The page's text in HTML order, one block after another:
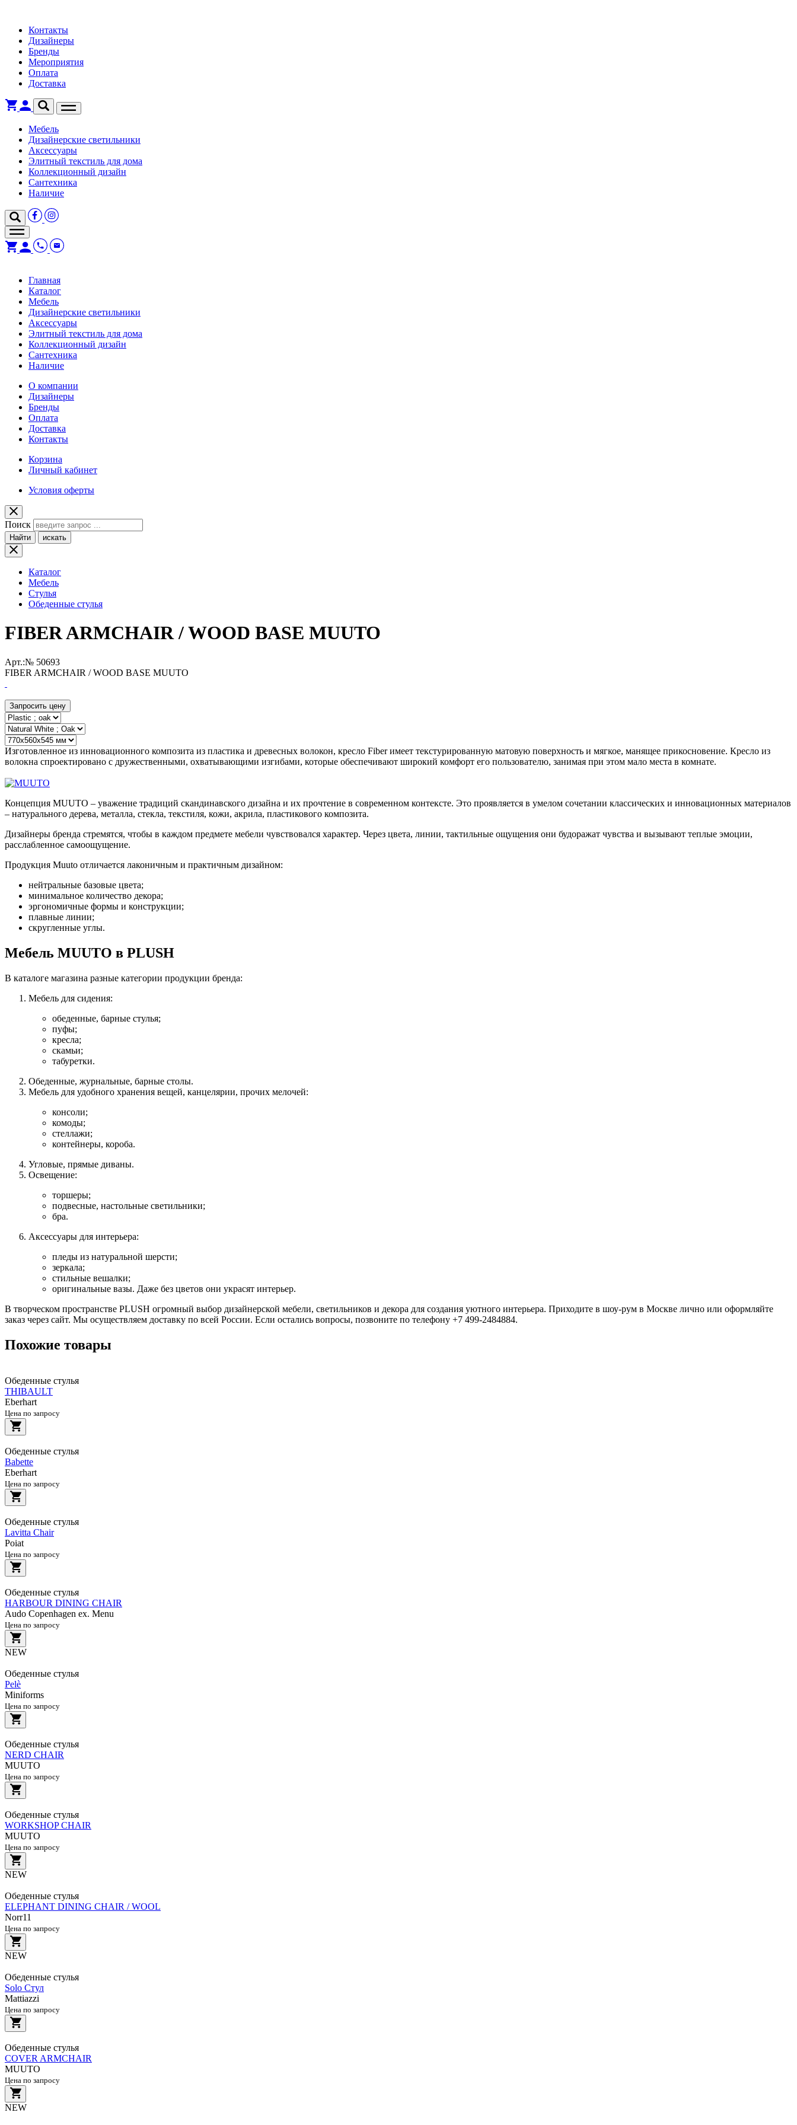
Контакты
Дизайнеры
Бренды
Мероприятия
Оплата
Доставка
Мебель
Дизайнерские светильники
Аксессуары
Элитный текстиль для дома
Коллекционный дизайн
Сантехника
Наличие
Главная
Каталог
Мебель
Дизайнерские светильники
Аксессуары
Элитный текстиль для дома
Коллекционный дизайн
Сантехника
Наличие
О компании
Дизайнеры
Бренды
Оплата
Доставка
Контакты
Корзина
Личный кабинет
Условия оферты
Поиск
Найти искать
Каталог
Мебель
Стулья
Обеденные стулья
FIBER ARMCHAIR / WOOD BASE MUUTO
Арт.:№ 50693
FIBER ARMCHAIR / WOOD BASE MUUTO
Запросить цену
Изготовленное из инновационного композита из пластика и древесных волокон, кресло Fiber имеет текстурированную матовую поверхность и мягкое, манящее прикосновение. Кресло из
волокна спроектировано с дружественными, охватывающими изгибами, которые обеспечивают широкий комфорт его пользователю, занимая при этом мало места в комнате.
Концепция MUUTO – уважение традиций скандинавского дизайна и их прочтение в современном контексте. Это проявляется в умелом сочетании классических и инновационных материалов
– натурального дерева, металла, стекла, текстиля, кожи, акрила, пластикового композита.
Дизайнеры бренда стремятся, чтобы в каждом предмете мебели чувствовался характер. Через цвета, линии, тактильные ощущения они будоражат чувства и вызывают теплые эмоции,
расслабленное самоощущение.
Продукция Muuto отличается лаконичным и практичным дизайном:
нейтральные базовые цвета;
минимальное количество декора;
эргономичные формы и конструкции;
плавные линии;
скругленные углы.
Мебель MUUTO в PLUSH
В каталоге магазина разные категории продукции бренда:
Мебель для сидения:
обеденные, барные стулья;
пуфы;
кресла;
скамьи;
табуретки.
Обеденные, журнальные, барные столы.
Мебель для удобного хранения вещей, канцелярии, прочих мелочей:
консоли;
комоды;
стеллажи;
контейнеры, короба.
Угловые, прямые диваны.
Освещение:
торшеры;
подвесные, настольные светильники;
бра.
Аксессуары для интерьера:
пледы из натуральной шерсти;
зеркала;
стильные вешалки;
оригинальные вазы. Даже без цветов они украсят интерьер.
В творческом пространстве PLUSH огромный выбор дизайнерской мебели, светильников и декора для создания уютного интерьера. Приходите в шоу-рум в Москве лично или оформляйте
заказ через сайт. Мы осуществляем доставку по всей России. Если остались вопросы, позвоните по телефону +7 499-2484884.
Похожие товары
Обеденные стулья
THIBAULT
Eberhart
Цена по запросу
Обеденные стулья
Babette
Eberhart
Цена по запросу
Обеденные стулья
Lavitta Chair
Poiat
Цена по запросу
Обеденные стулья
HARBOUR DINING CHAIR
Audo Copenhagen ex. Menu
Цена по запросу
NEW
Обеденные стулья
Pelè
Miniforms
Цена по запросу
Обеденные стулья
NERD CHAIR
MUUTO
Цена по запросу
Обеденные стулья
WORKSHOP CHAIR
MUUTO
Цена по запросу
NEW
Обеденные стулья
ELEPHANT DINING CHAIR / WOOL
Norr11
Цена по запросу
NEW
Обеденные стулья
Solo Стул
Mattiazzi
Цена по запросу
Обеденные стулья
COVER ARMCHAIR
MUUTO
Цена по запросу
NEW